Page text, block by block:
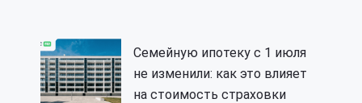
Семейную ипотеку с 1 июля
не изменили: как это влияет
на стоимость страховки